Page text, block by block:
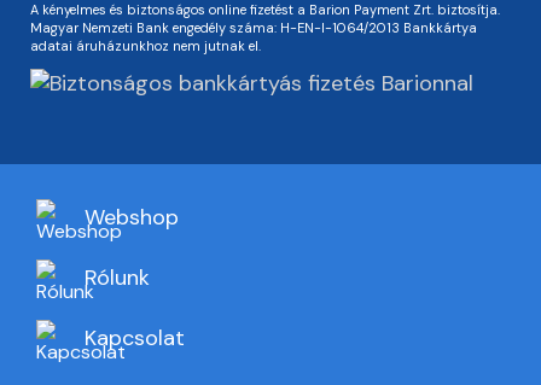
A kényelmes és biztonságos online fizetést a Barion Payment Zrt. biztosítja.
Magyar Nemzeti Bank engedély száma: H-EN-I-1064/2013 Bankkártya
adatai áruházunkhoz nem jutnak el.
Webshop
Rólunk
Kapcsolat